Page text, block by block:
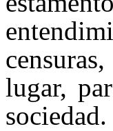
lugar,
sociedad.